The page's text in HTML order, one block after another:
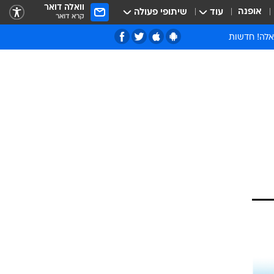
אופנה עוד שיתופי פעולה וואלה דואר
קרא דואר
חדשות